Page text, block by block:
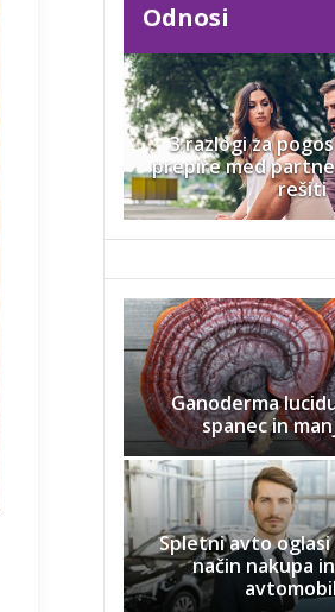
Odnosi
3 razlogi za
prepire med
rešiti
Ganoderma
spanec in
Spletni avto
način nakupa